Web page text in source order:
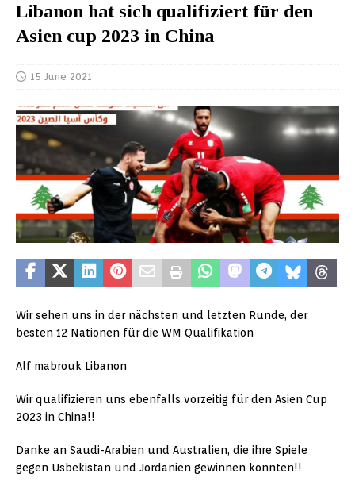
Libanon hat sich qualifiziert für den
Asien cup 2023 in China
15 June 2021
Wir sehen uns in der nächsten und letzten Runde, der
besten 12 Nationen für die WM Qualifikation
Alf mabrouk Libanon
Wir qualifizieren uns ebenfalls vorzeitig für den Asien Cup
2023 in China!!
Danke an Saudi-Arabien und Australien, die ihre Spiele
gegen Usbekistan und Jordanien gewinnen konnten!!